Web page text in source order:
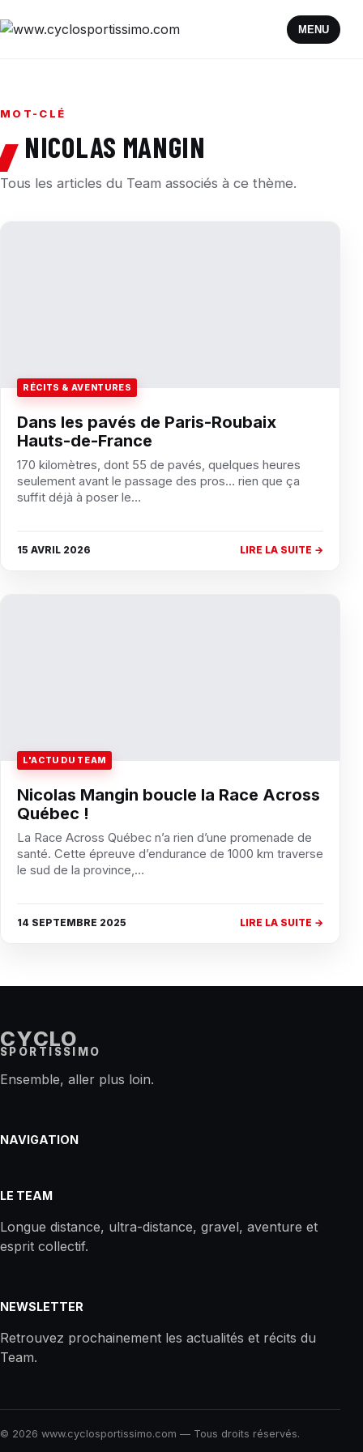
MENU
MOT-CLÉ
NICOLAS MANGIN
Tous les articles du Team associés à ce thème.
RÉCITS & AVENTURES
Dans les pavés de Paris-Roubaix
Hauts-de-France
170 kilomètres, dont 55 de pavés, quelques heures
seulement avant le passage des pros… rien que ça
suffit déjà à poser le…
15 AVRIL 2026 LIRE LA SUITE →
L'ACTU DU TEAM
Nicolas Mangin boucle la Race Across
Québec !
La Race Across Québec n’a rien d’une promenade de
santé. Cette épreuve d’endurance de 1000 km traverse
le sud de la province,…
14 SEPTEMBRE 2025 LIRE LA SUITE →
CYCLO
SPORTISSIMO
Ensemble, aller plus loin.
NAVIGATION
LE TEAM
Longue distance, ultra-distance, gravel, aventure et
esprit collectif.
NEWSLETTER
Retrouvez prochainement les actualités et récits du
Team.
© 2026 www.cyclosportissimo.com — Tous droits réservés.